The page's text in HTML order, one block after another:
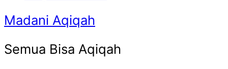
Madani Aqiqah
Semua Bisa Aqiqah